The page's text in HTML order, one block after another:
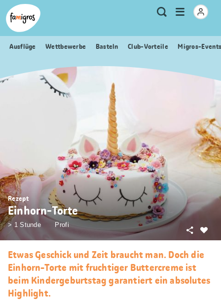
Sprungmarken
Navigation
Header
Logo
Meta
Navigation
Suche
Menu
öffnen
Ausflüge Wettbewerbe Basteln Club-Vorteile Migros-
Rezept
Einhorn-Torte
> 1 Stunde
Profi
Teilen
Etwas Geschick und Zeit braucht man. Doch die
Einhorn-Torte mit fruchtiger Buttercreme ist
beim Kindergeburtstag garantiert ein absolutes
Highlight.